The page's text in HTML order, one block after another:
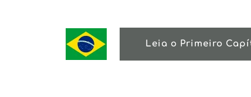
Leia o Primeiro